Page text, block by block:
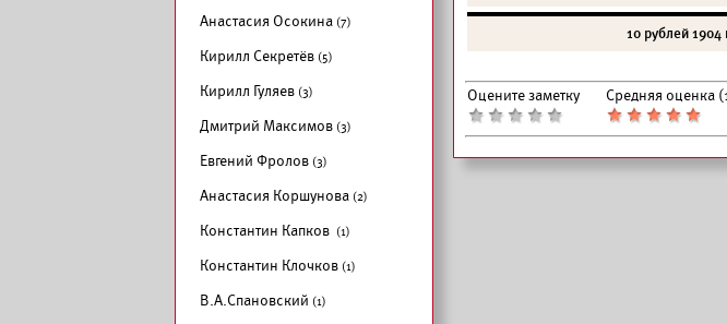
Анастасия Осокина (7)
Кирилл Секретёв (5)
Кирилл Гуляев (3)
Дмитрий Максимов (3)
Евгений Фролов (3)
Анастасия Коршунова (2)
Константин Капков (1)
Константин Клочков (1)
В.А.Спановский (1)
10 рублей
Оцените заметку Средняя оценка (